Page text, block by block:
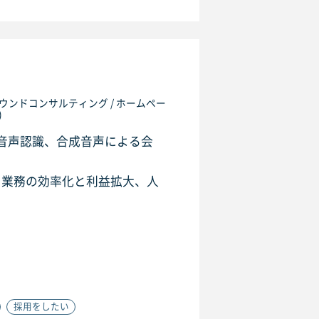
ンドコンサルティング / ホームペー
声認識、合成音声による会
務の効率化と利益拡大、人
採用をしたい